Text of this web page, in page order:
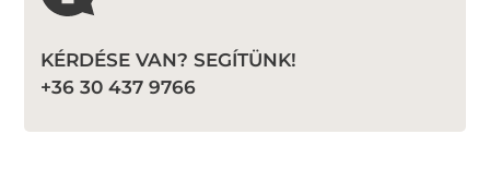
KÉRDÉSE VAN? SEGÍTÜNK!
+36 30 437 9766